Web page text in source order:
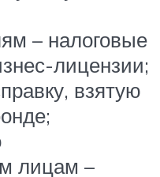
– налоговые
лицензии;
взятую
лицам –